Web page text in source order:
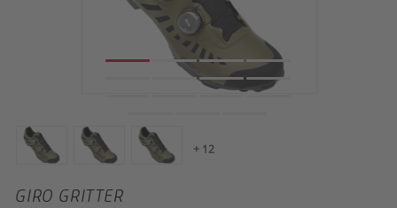
+ 12
GIRO GRITTER